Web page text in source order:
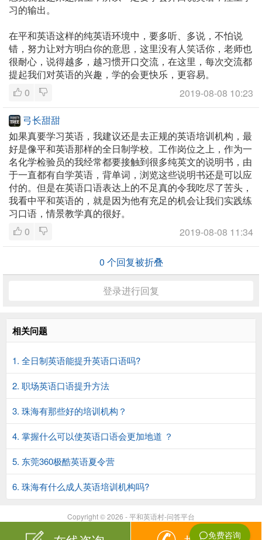
习的输出。
在平和英语这样的纯英语环境中，要多听、多说，不怕说
错，努力让对方明白你的意思，这里没有人笑话你，老师也
很耐心，说得越多，越习惯开口交流，在这里，每次交流都
提起我们对英语的兴趣，学的会更快乐，更容易。
0
2019-08-08 10:23
弓长甜甜
如果真要学习英语，我建议还是去正规的英语培训机构，最
好是像平和英语那样的全日制学校。工作岗位之上，作为一
名化学检验员的我经常都要接触到很多纯英文的说明书，由
于一直都有自学英语，背单词，浏览这些说明书还是可以应
付的。但是在英语口语表达上的不足真的令我吃尽了苦头，
我看中平和英语的，就是因为他有充足的机会让我们实践练
习口语，情景教学真的很好。
0
2019-08-08 11:34
0 个回复被折叠
登录进行回复
相关问题
1. 全日制英语能提升英语口语吗?
2. 职场英语口语提升方法
3. 珠海有那些好的培训机构？
4. 掌握什么可以使英语口语会更加地道 ？
5. 东莞360极酷英语夏令营
6. 珠海有什么成人英语培训机构吗?
Copyright © 2026 - 平和英语村-问答平台